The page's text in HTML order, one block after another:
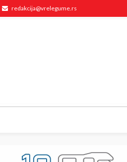
redakcija@vrelegume.rs